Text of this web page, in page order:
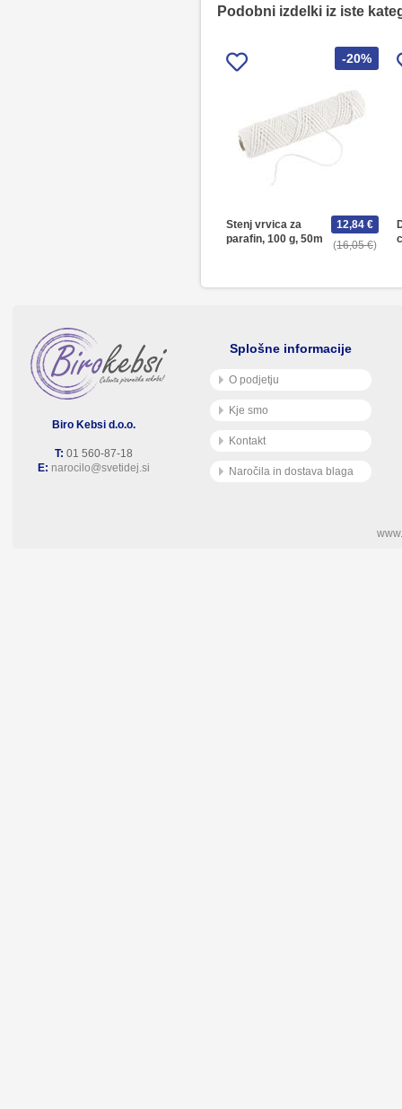
Podobni izdelki iz iste
-20%
Stenj vrvica za
parafin, 100 g, 50m
16,05 €
12,84 €
Biro Kebsi d.o.o.
T: 01 560-87-18
E: narocilo@svetidej.si
Splošne informacije
O podjetju
Kje smo
Kontakt
Naročila in dostava blaga